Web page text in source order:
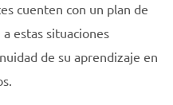
cuenten con un plan de
estas situaciones
de su aprendizaje en